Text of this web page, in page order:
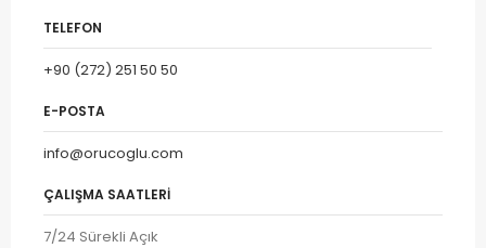
TELEFON
+90 (272) 251 50 50
E-POSTA
info@orucoglu.com
ÇALIŞMA SAATLERI
7/24 Sürekli Açık